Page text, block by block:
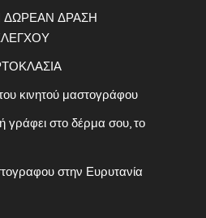
ΔΡΑΣΗ
κινητού μαστογράφου
γράφει στο δέρμα σου, το
στην Ευρυτανία